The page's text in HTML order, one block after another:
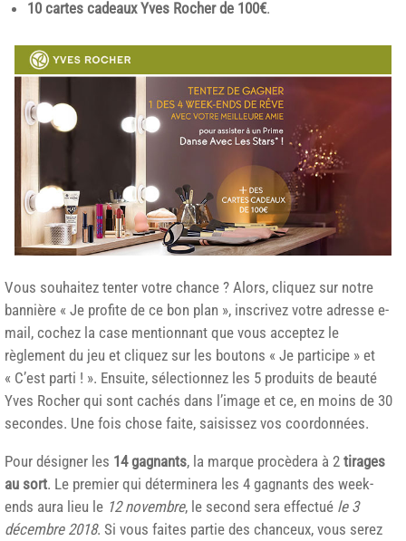
10 cartes cadeaux Yves Rocher de 100€.
Vous souhaitez tenter votre chance ? Alors, cliquez sur notre
bannière « Je profite de ce bon plan », inscrivez votre adresse e-
mail, cochez la case mentionnant que vous acceptez le
règlement du jeu et cliquez sur les boutons « Je participe » et
« C’est parti ! ». Ensuite, sélectionnez les 5 produits de beauté
Yves Rocher qui sont cachés dans l’image et ce, en moins de 30
secondes. Une fois chose faite, saisissez vos coordonnées.
Pour désigner les 14 gagnants, la marque procèdera à 2 tirages
au sort. Le premier qui déterminera les 4 gagnants des week-
ends aura lieu le 12 novembre, le second sera effectué le 3
décembre 2018. Si vous faites partie des chanceux, vous serez